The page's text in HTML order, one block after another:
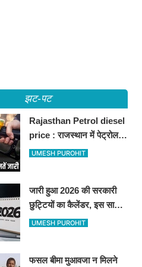
झट-पट
Rajasthan Petrol diesel
price : राजस्थान में पेट्रोल-
डीजल की कीमतें जारी, जानिए
UMESH PUROHIT
जारी हुआ 2026 की सरकारी
छुट्टियों का कैलेंडर, इस साल
कई बार मिलेगा लगातार
UMESH PUROHIT
फसल बीमा मुआवजा न मिलने